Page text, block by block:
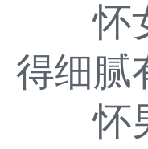
怀女
得细腻
怀男